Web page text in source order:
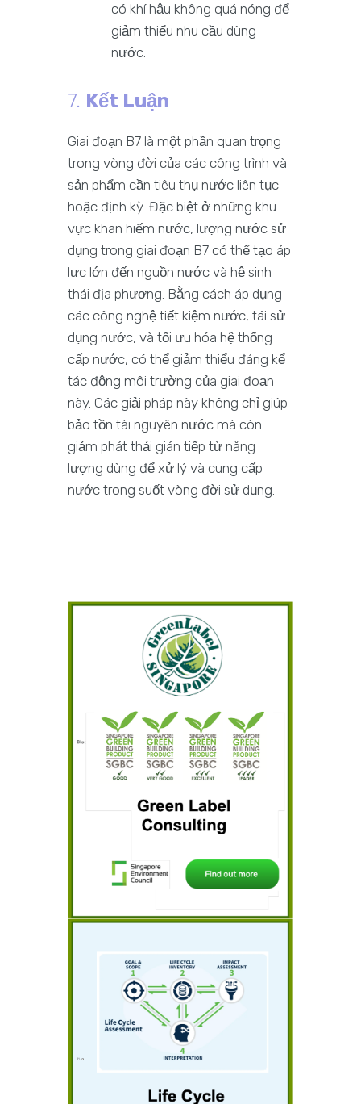
có khí hậu không quá nóng để
giảm thiểu nhu cầu dùng
nước.
7. Kết Luận
Giai đoạn B7 là một phần quan trọng
trong vòng đời của các công trình và
sản phẩm cần tiêu thụ nước liên tục
hoặc định kỳ. Đặc biệt ở những khu
vực khan hiếm nước, lượng nước sử
dụng trong giai đoạn B7 có thể tạo áp
lực lớn đến nguồn nước và hệ sinh
thái địa phương. Bằng cách áp dụng
các công nghệ tiết kiệm nước, tái sử
dụng nước, và tối ưu hóa hệ thống
cấp nước, có thể giảm thiểu đáng kể
tác động môi trường của giai đoạn
này. Các giải pháp này không chỉ giúp
bảo tồn tài nguyên nước mà còn
giảm phát thải gián tiếp từ năng
lượng dùng để xử lý và cung cấp
nước trong suốt vòng đời sử dụng.